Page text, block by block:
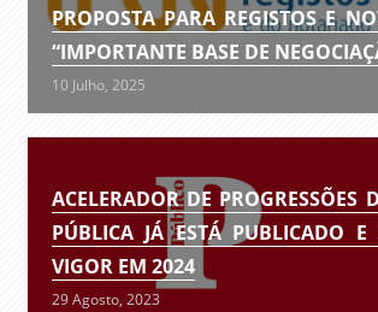
PROPOSTA PARA REGISTOS E
“IMPORTANTE BASE DE
10 Julho, 2025
ACELERADOR DE PROGRESSÕES
PÚBLICA JÁ ESTÁ PUBLICADO E
VIGOR EM 2024
29 Agosto, 2023